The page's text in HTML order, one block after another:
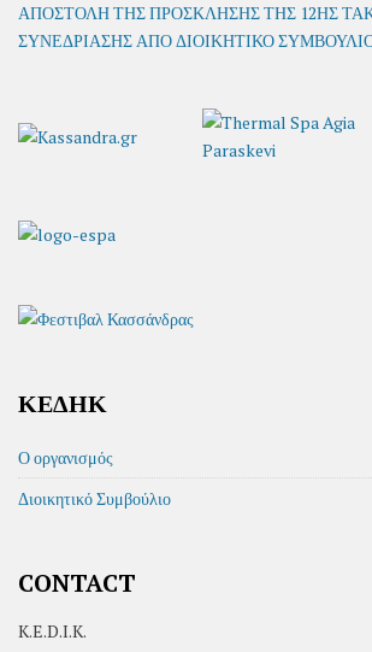
ΑΠΟΣΤΟΛΗ ΤΗΣ ΠΡΟΣΚΛΗΣΗΣ ΤΗΣ 12ΗΣ
ΣΥΝΕΔΡΙΑΣΗΣ ΑΠΟ ΔΙΟΙΚΗΤΙΚΟ
ΚΕΔΗΚ
Ο οργανισμός
Διοικητικό Συμβούλιο
CONTACT
K.E.D.I.K.